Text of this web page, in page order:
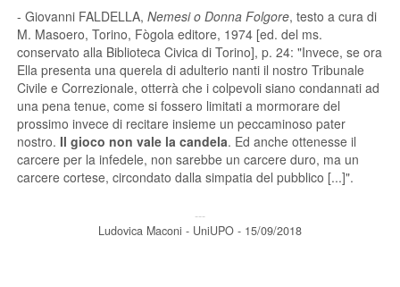
- Giovanni FALDELLA, Nemesi o Donna Folgore, testo a cura di
M. Masoero, Torino, Fògola editore, 1974 [ed. del ms.
conservato alla Biblioteca Civica di Torino], p. 24: "Invece, se ora
Ella presenta una querela di adulterio nanti il nostro Tribunale
Civile e Correzionale, otterrà che i colpevoli siano condannati ad
una pena tenue, come si fossero limitati a mormorare del
prossimo invece di recitare insieme un peccaminoso pater
nostro. Il gioco non vale la candela. Ed anche ottenesse il
carcere per la infedele, non sarebbe un carcere duro, ma un
carcere cortese, circondato dalla simpatia del pubblico [...]".
---
Ludovica Maconi - UniUPO - 15/09/2018